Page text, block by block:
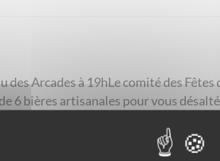
des Arcades à 19hLe comité des
6 bières artisanales pour vous